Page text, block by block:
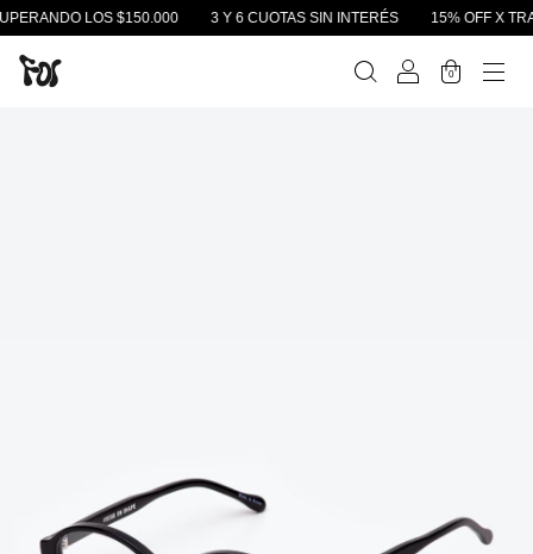
LOS $150.000 3 Y 6 CUOTAS SIN INTERÉS 15% OFF X
0